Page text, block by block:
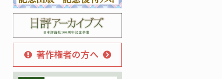
著作権者の方へ